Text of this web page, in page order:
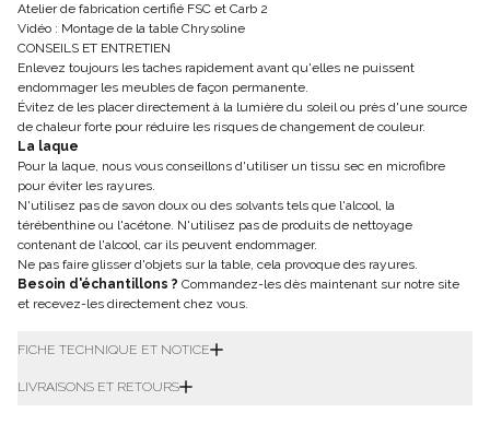
Atelier de fabrication certifié FSC et Carb 2
Vidéo : Montage de la table Chrysoline
CONSEILS ET ENTRETIEN
Enlevez toujours les taches rapidement avant qu'elles ne puissent
endommager les meubles de façon permanente.
Évitez de les placer directement à la lumière du soleil ou près d'une source
de chaleur forte pour réduire les risques de changement de couleur.
La laque
Pour la laque, nous vous conseillons d'utiliser un tissu sec en microfibre
pour éviter les rayures.
N'utilisez pas de savon doux ou des solvants tels que l'alcool, la
térébenthine ou l'acétone. N'utilisez pas de produits de nettoyage
contenant de l'alcool, car ils peuvent endommager.
Ne pas faire glisser d'objets sur la table, cela provoque des rayures.
Besoin d'échantillons ? Commandez-les dès maintenant sur notre site
et recevez-les directement chez vous.
FICHE TECHNIQUE ET NOTICE
LIVRAISONS ET RETOURS